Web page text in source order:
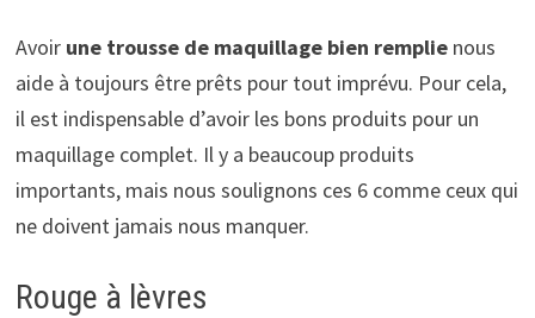
Avoir une trousse de maquillage bien remplienous
aide à toujours être prêts pour tout imprévu. Pour cela,
il est indispensable d’avoir les bons produits pour un
maquillage complet. Il y a beaucoup produits
importants, mais nous soulignons ces 6 comme ceux qui
ne doivent jamais nous manquer.
Rouge à lèvres